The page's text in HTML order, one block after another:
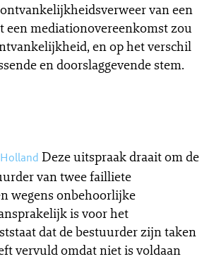
van een
een mediationovereenkomst zou
en op het verschil
en doorslaggevende stem.
Deze uitspraak draait om de
van twee failliete
wegens onbehoorlijke
is voor het
dat de bestuurder zijn taken
vervuld omdat niet is voldaan